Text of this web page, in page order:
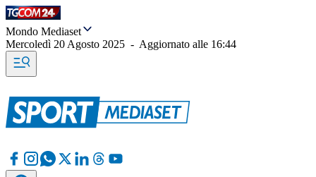
Mondo Mediaset
Mercoledì 20 Agosto 2025 - Aggiornato alle 16:44